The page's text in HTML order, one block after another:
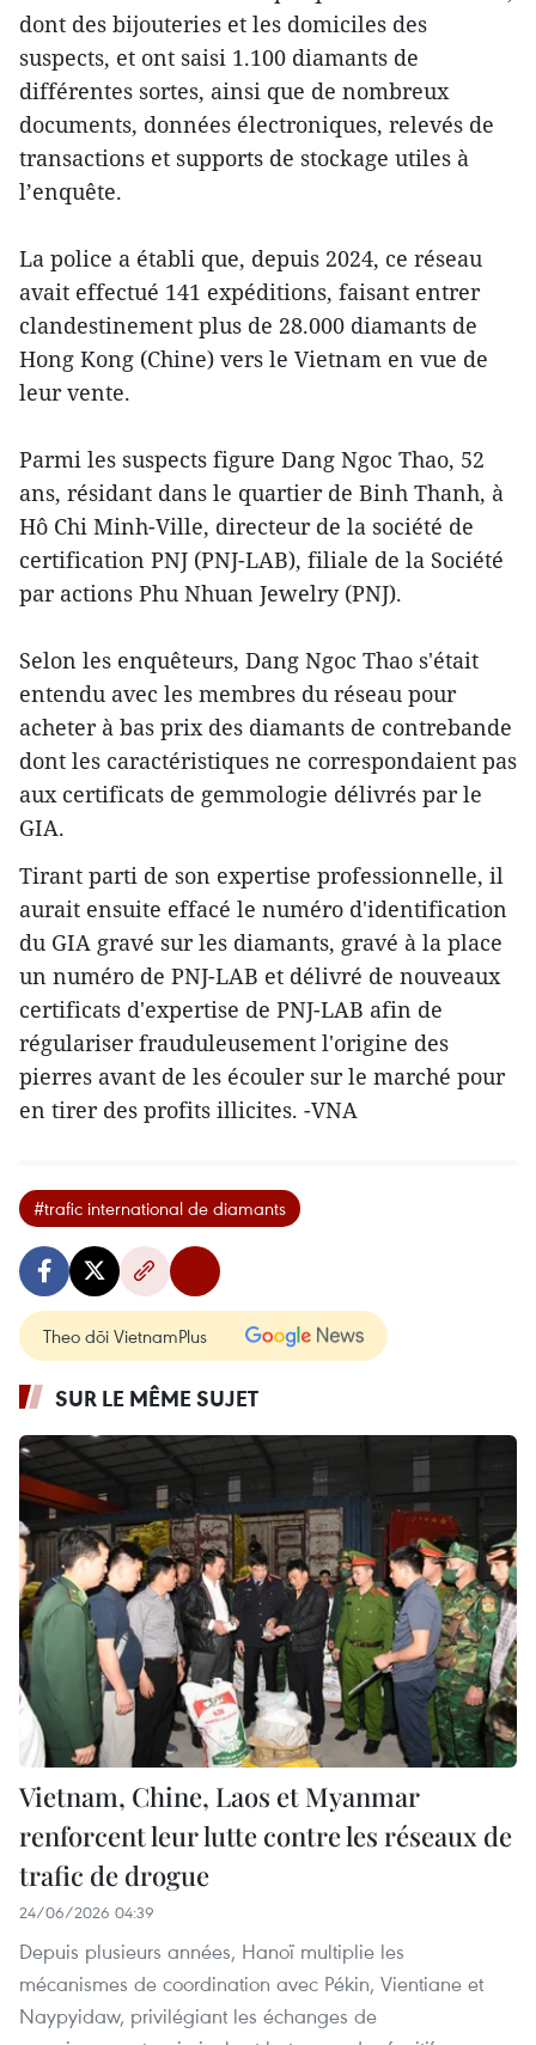
dont des bijouteries et les domiciles des
suspects, et ont saisi 1.100 diamants de
différentes sortes, ainsi que de nombreux
documents, données électroniques, relevés de
transactions et supports de stockage utiles à
l’enquête.
La police a établi que, depuis 2024, ce réseau
avait effectué 141 expéditions, faisant entrer
clandestinement plus de 28.000 diamants de
Hong Kong (Chine) vers le Vietnam en vue de
leur vente.
Parmi les suspects figure Dang Ngoc Thao, 52
ans, résidant dans le quartier de Binh Thanh, à
Hô Chi Minh-Ville, directeur de la société de
certification PNJ (PNJ-LAB), filiale de la Société
par actions Phu Nhuan Jewelry (PNJ).
Selon les enquêteurs, Dang Ngoc Thao s'était
entendu avec les membres du réseau pour
acheter à bas prix des diamants de contrebande
dont les caractéristiques ne correspondaient pas
aux certificats de gemmologie délivrés par le
GIA.
Tirant parti de son expertise professionnelle, il
aurait ensuite effacé le numéro d'identification
du GIA gravé sur les diamants, gravé à la place
un numéro de PNJ-LAB et délivré de nouveaux
certificats d'expertise de PNJ-LAB afin de
régulariser frauduleusement l'origine des
pierres avant de les écouler sur le marché pour
en tirer des profits illicites. -VNA
#trafic international de diamants
Theo dõi VietnamPlus
SUR LE MÊME SUJET
Vietnam, Chine, Laos et Myanmar
renforcent leur lutte contre les réseaux de
trafic de drogue
24/06/2026 04:39
Depuis plusieurs années, Hanoï multiplie les
mécanismes de coordination avec Pékin, Vientiane et
Naypyidaw, privilégiant les échanges de